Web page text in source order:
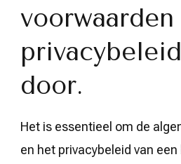
voorwaarden
door.
Het is essentieel om de
en het privacybeleid van